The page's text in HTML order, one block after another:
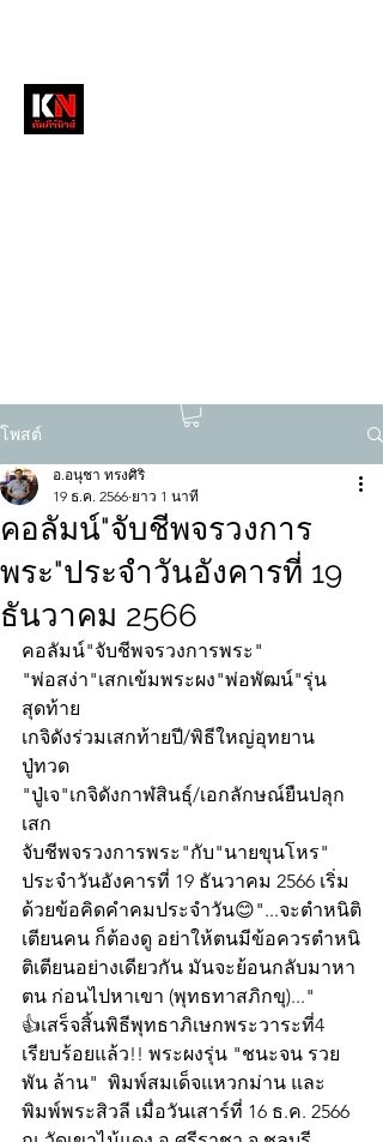
โพสต์
คอลัมน์"จับชีพจรวงการ
พระ"ประจำวันอังคารที่ 19
ธันวาคม 2566
อ.อนุชา ทรงศิริ
19 ธ.ค. 2566 ยาว 1 นาที
คอลัมน์"จับชีพจรวงการพระ"
"พ่อสง่า"เสกเข้มพระผง"พ่อพัฒน์"รุ่น
สุดท้าย
เกจิดังร่วมเสกท้ายปี/พิธีใหญ่อุทยาน
ปู่ทวด
"ปู่เจ"เกจิดังกาฬสินธุ์/เอกลักษณ์ยืนปลุก
เสก
จับชีพจรวงการพระ"กับ"นายขุนโหร"
ประจำวันอังคารที่ 19 ธันวาคม 2566 เริ่ม
ด้วยข้อคิดคำคมประจำวัน😊"...จะตำหนิติ
เตียนคน ก็ต้องดู อย่าให้ตนมีข้อควรตำหนิ
ติเตียนอย่างเดียวกัน มันจะย้อนกลับมาหา
ตน ก่อนไปหาเขา (พุทธทาสภิกขุ)..."
👍เสร็จสิ้นพิธีพุทธาภิเษกพระวาระที่4
เรียบร้อยแล้ว!! พระผงรุ่น "ชนะจน รวย
พัน ล้าน"  พิมพ์สมเด็จแหวกม่าน และ
พิมพ์พระสิวลี เมื่อวันเสาร์ที่ 16 ธ.ค. 2566